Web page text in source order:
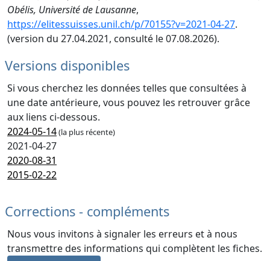
Obélis, Université de Lausanne,
https://elitessuisses.unil.ch/p/70155?v=2021-04-27.
(version du 27.04.2021, consulté le 07.08.2026).
Versions disponibles
Si vous cherchez les données telles que consultées à
une date antérieure, vous pouvez les retrouver grâce
aux liens ci-dessous.
2024-05-14(la plus récente)
2021-04-27
2020-08-31
2015-02-22
Corrections - compléments
Nous vous invitons à signaler les erreurs et à nous
transmettre des informations qui complètent les fiches.